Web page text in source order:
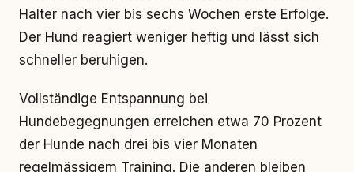
Halter nach vier bis sechs Wochen erste Erfolge.
Der Hund reagiert weniger heftig und lässt sich
schneller beruhigen.
Vollständige Entspannung bei
Hundebegegnungen erreichen etwa 70 Prozent
der Hunde nach drei bis vier Monaten
regelmässigem Training. Die anderen bleiben